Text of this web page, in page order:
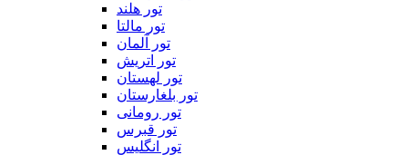
تور هلند
تور مالتا
تور آلمان
تور اتریش
تور لهستان
تور بلغارستان
تور رومانی
تور قبرس
تور انگلیس